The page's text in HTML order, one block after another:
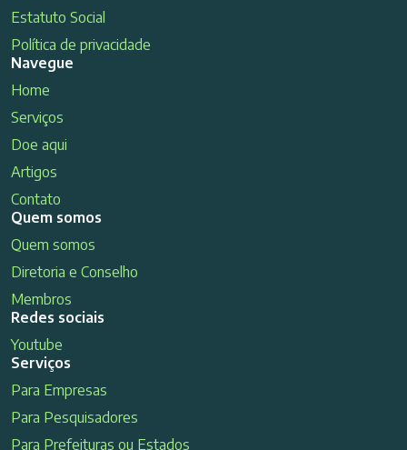
Estatuto Social
Política de privacidade
Navegue
Home
Serviços
Doe aqui
Artigos
Contato
Quem somos
Quem somos
Diretoria e Conselho
Membros
Redes sociais
Youtube
Serviços
Para Empresas
Para Pesquisadores
Para Prefeituras ou Estados